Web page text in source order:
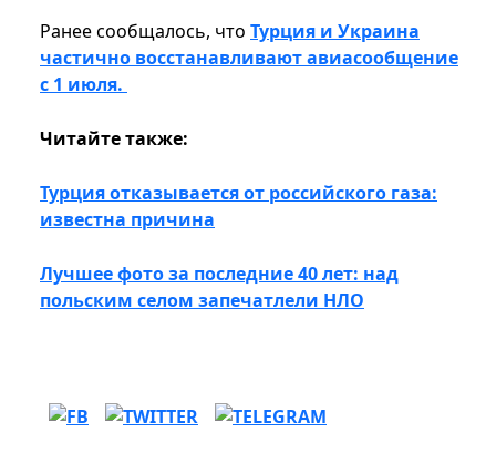
Ранее сообщалось, что Турция и Украина
частично восстанавливают авиасообщение
с 1 июля.
Читайте также:
Турция отказывается от российского газа:
известна причина
Лучшее фото за последние 40 лет: над
польским селом запечатлели НЛО